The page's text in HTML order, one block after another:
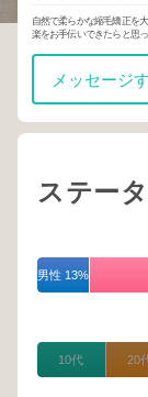
自然で柔らかな縮毛矯正を
楽をお手伝いできたらと思
メッセージ
ステー
男性 13%
10代 20